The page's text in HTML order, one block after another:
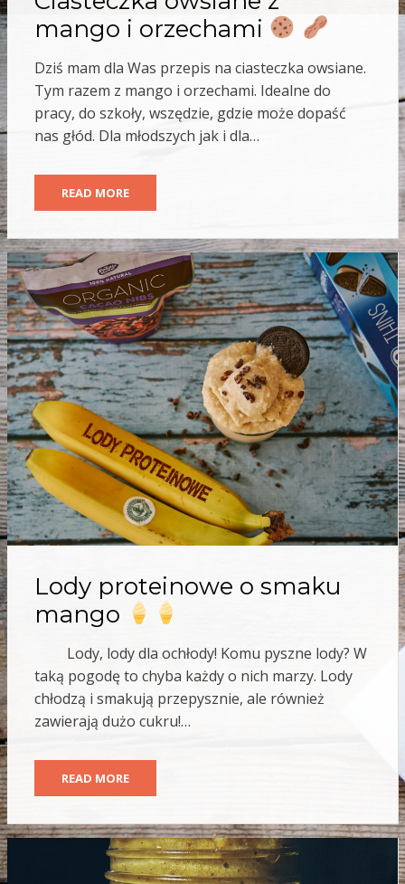
mango i orzechami
Dziś mam dla Was przepis na ciasteczka owsiane.
Tym razem z mango i orzechami. Idealne do
pracy, do szkoły, wszędzie, gdzie może dopaść
nas głód. Dla młodszych jak i dla…
READ MORE
Lody proteinowe o smaku
mango
Lody, lody dla ochłody! Komu pyszne lody? W
taką pogodę to chyba każdy o nich marzy. Lody
chłodzą i smakują przepysznie, ale również
zawierają dużo cukru!…
READ MORE